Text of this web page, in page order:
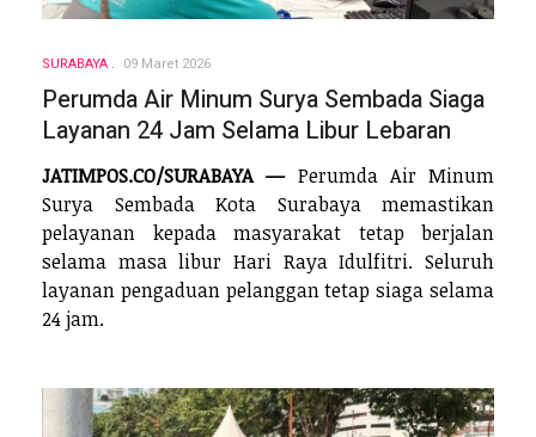
SURABAYA 09 Maret 2026
Perumda Air Minum Surya Sembada Siaga
Layanan 24 Jam Selama Libur Lebaran
JATIMPOS.CO/SURABAYA —Perumda Air Minum
Surya Sembada Kota Surabaya memastikan
pelayanan kepada masyarakat tetap berjalan
selama masa libur Hari Raya Idulfitri. Seluruh
layanan pengaduan pelanggan tetap siaga selama
24 jam.